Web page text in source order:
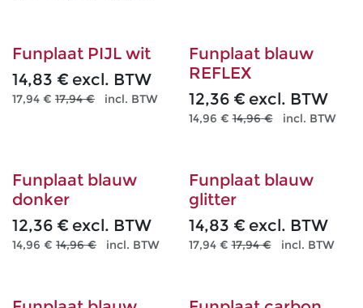
Funplaat PIJL wit
14,83 € excl. BTW
17,94 € 17,94€ incl. BTW
Funplaat blauw
REFLEX
12,36€ excl. BTW
14,96 € 14,96€ incl. BTW
Funplaat blauw
donker
12,36 € excl. BTW
14,96 € 14,96€ incl. BTW
Funplaat blauw
glitter
14,83 € excl. BTW
17,94€ 17,94€ incl. BTW